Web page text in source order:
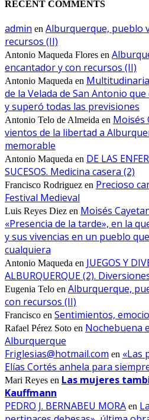
RECENT COMMENTS
admin en Alburquerque, pueblo
recursos (II)
Antonio Maqueda Flores en
encantador y con recursos (II)
Antonio Maqueda en
de la Velada de San Antonio
y superó todas las previsiones
Antonio Telo de Almeida en Moisés
vientos de la libertad a
memorable
Antonio Maqueda en DE LAS
SUCESOS. Medicina casera (2)
Francisco Rodriguez en Precioso
Festival Medieval
Luis Reyes Diez en Moisés
«Presencia de la tarde», en la
y sus vivencias en un pueblo
cualquiera
Antonio Maqueda en JUEGOS Y
ALBURQUERQUE (2).
Eugenia Telo en Alburquerque,
con recursos (II)
Francisco en Sentimientos,
Rafael Pérez Soto en Nochebuena
Alburquerque
Friglesias@hotmail.com en «Las
Elías Cortés anhela para
Mari Reyes en Las mujeres
Kauffmann
PEDRO J. BERNABEU MORA en